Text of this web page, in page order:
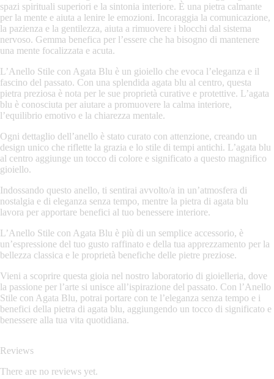
spazi spirituali superiori e la sintonia interiore. È una pietra calmante
per la mente e aiuta a lenire le emozioni. Incoraggia la comunicazione,
la pazienza e la gentilezza, aiuta a rimuovere i blocchi dal sistema
nervoso. Gemma benefica per l’essere che ha bisogno di mantenere
una mente focalizzata e acuta.
L’Anello Stile con Agata Blu è un gioiello che evoca l’eleganza e il
fascino del passato. Con una splendida agata blu al centro, questa
pietra preziosa è nota per le sue proprietà curative e protettive. L’agata
blu è conosciuta per aiutare a promuovere la calma interiore,
l’equilibrio emotivo e la chiarezza mentale.
Ogni dettaglio dell’anello è stato curato con attenzione, creando un
design unico che riflette la grazia e lo stile di tempi antichi. L’agata blu
al centro aggiunge un tocco di colore e significato a questo magnifico
gioiello.
Indossando questo anello, ti sentirai avvolto/a in un’atmosfera di
nostalgia e di eleganza senza tempo, mentre la pietra di agata blu
lavora per apportare benefici al tuo benessere interiore.
L’Anello Stile con Agata Blu è più di un semplice accessorio, è
un’espressione del tuo gusto raffinato e della tua apprezzamento per la
bellezza classica e le proprietà benefiche delle pietre preziose.
Vieni a scoprire questa gioia nel nostro laboratorio di gioielleria, dove
la passione per l’arte si unisce all’ispirazione del passato. Con l’Anello
Stile con Agata Blu, potrai portare con te l’eleganza senza tempo e i
benefici della pietra di agata blu, aggiungendo un tocco di significato e
benessere alla tua vita quotidiana.
Reviews
There are no reviews yet.